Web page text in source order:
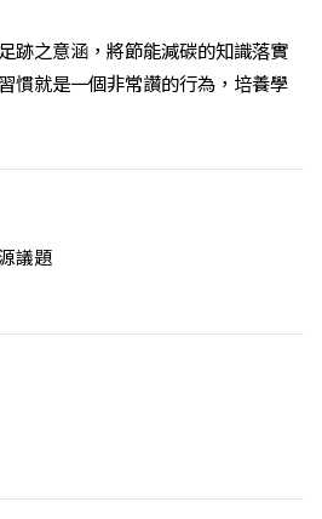
跡之意涵，將節能減碳的知識落實
慣就是一個非常讚的行為，培養學
議題